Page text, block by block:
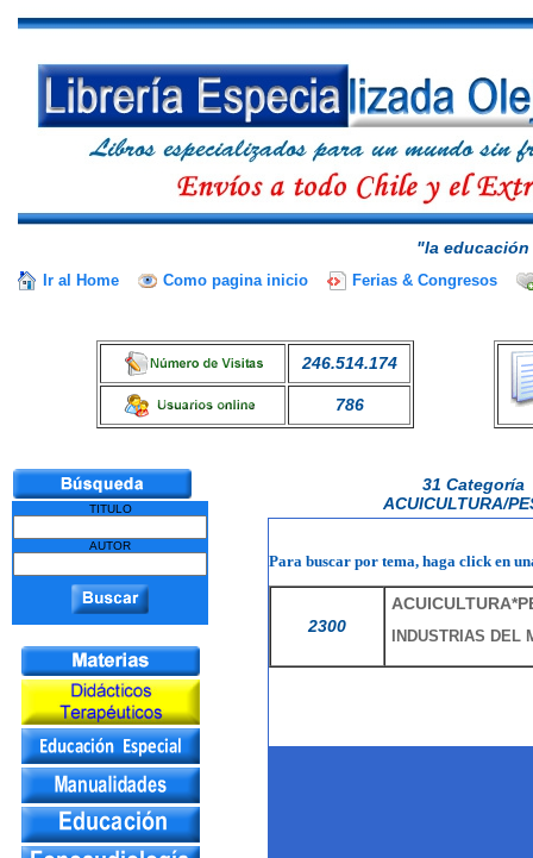
"la
Ir al Home Como pagina inicio Ferias & Congresos
246.514.174
786
TITULO
AUTOR
31 Categoría
ACUICULTURA/
Para buscar por tema, haga click en
2300
INDUSTRIAS DEL